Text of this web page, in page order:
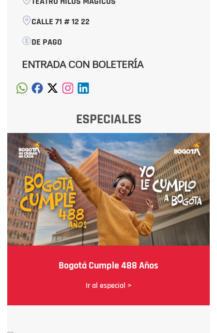
CALLE 71 # 12 22
DE PAGO
ENTRADA CON BOLETERÍA
ESPECIALES
Bogotá Cumple 488 Años
Ir al especial >